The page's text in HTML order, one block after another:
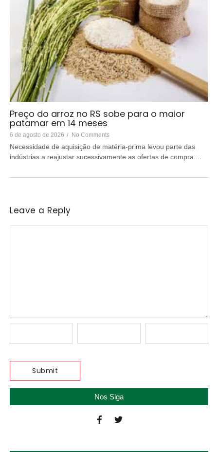
Preço do arroz no RS sobe para o maior
patamar em 14 meses
6 de agosto de 2026 / No Comments
Necessidade de aquisição de matéria-prima levou parte das
indústrias a reajustar sucessivamente as ofertas de compra....
Leave a Reply
Nos Siga